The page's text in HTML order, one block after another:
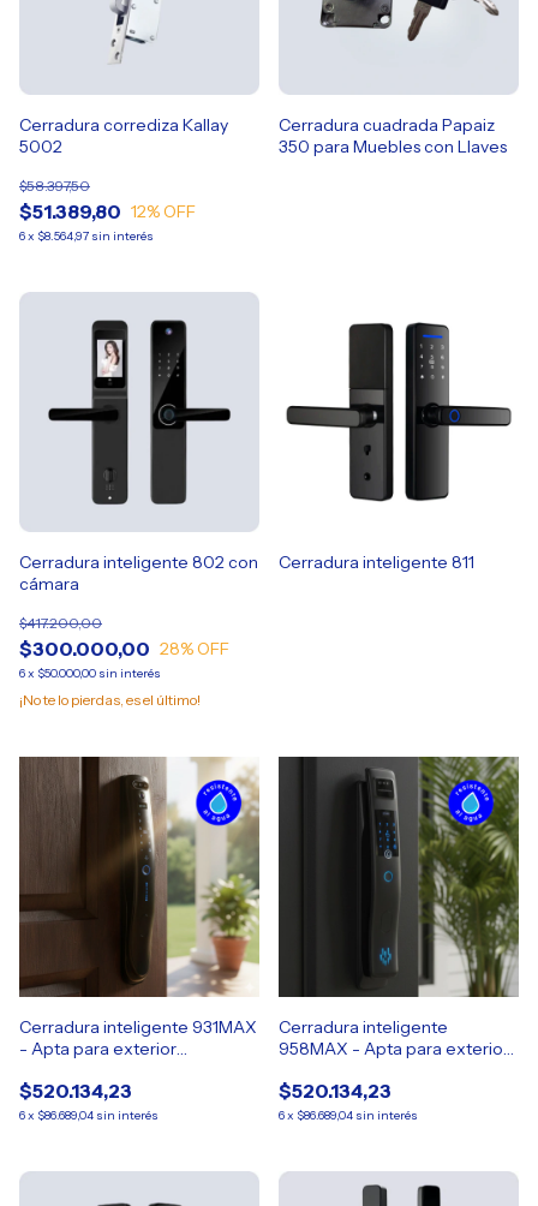
Cerradura corrediza Kallay
5002
$51.389,80
$58.397,50
12% OFF
6x $8.564,97 sin interés
Cerradura cuadrada Papaiz
350 para Muebles con Llaves
Cerradura inteligente 802 con
cámara
$300.000,00
$417.200,00
28% OFF
6x $50.000,00 sin interés
¡No te lo pierdas, es el último!
Cerradura inteligente 811
Cerradura inteligente 931MAX
- Apta para exterior
$520.134,23
6x $86.689,04 sin interés
Cerradura inteligente
958MAX - Apta para exterior
$520.134,23
6x $86.689,04 sin interés